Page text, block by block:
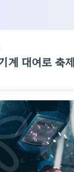
계 대여로 축